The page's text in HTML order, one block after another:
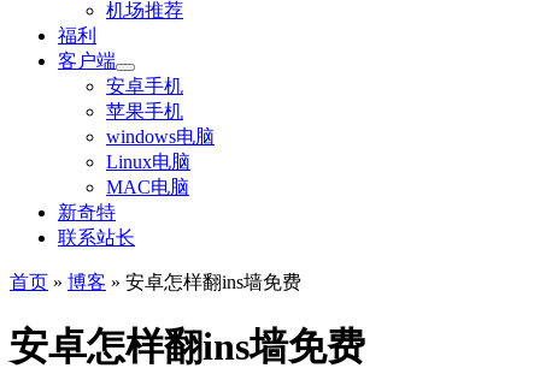
机场推荐
福利
客户端
安卓手机
苹果手机
windows电脑
Linux电脑
MAC电脑
新奇特
联系站长
首页 » 博客 » 安卓怎样翻ins墙免费
安卓怎样翻ins墙免费